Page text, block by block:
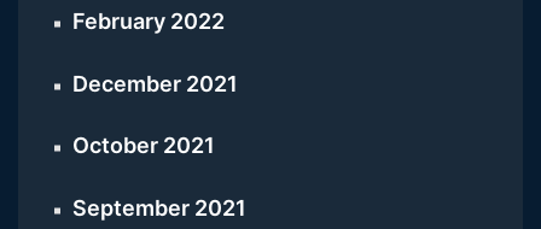
February 2022
December 2021
October 2021
September 2021